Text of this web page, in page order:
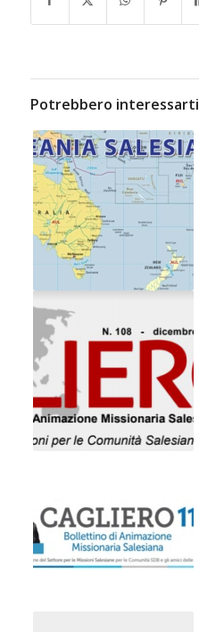
Potrebbero interessarti